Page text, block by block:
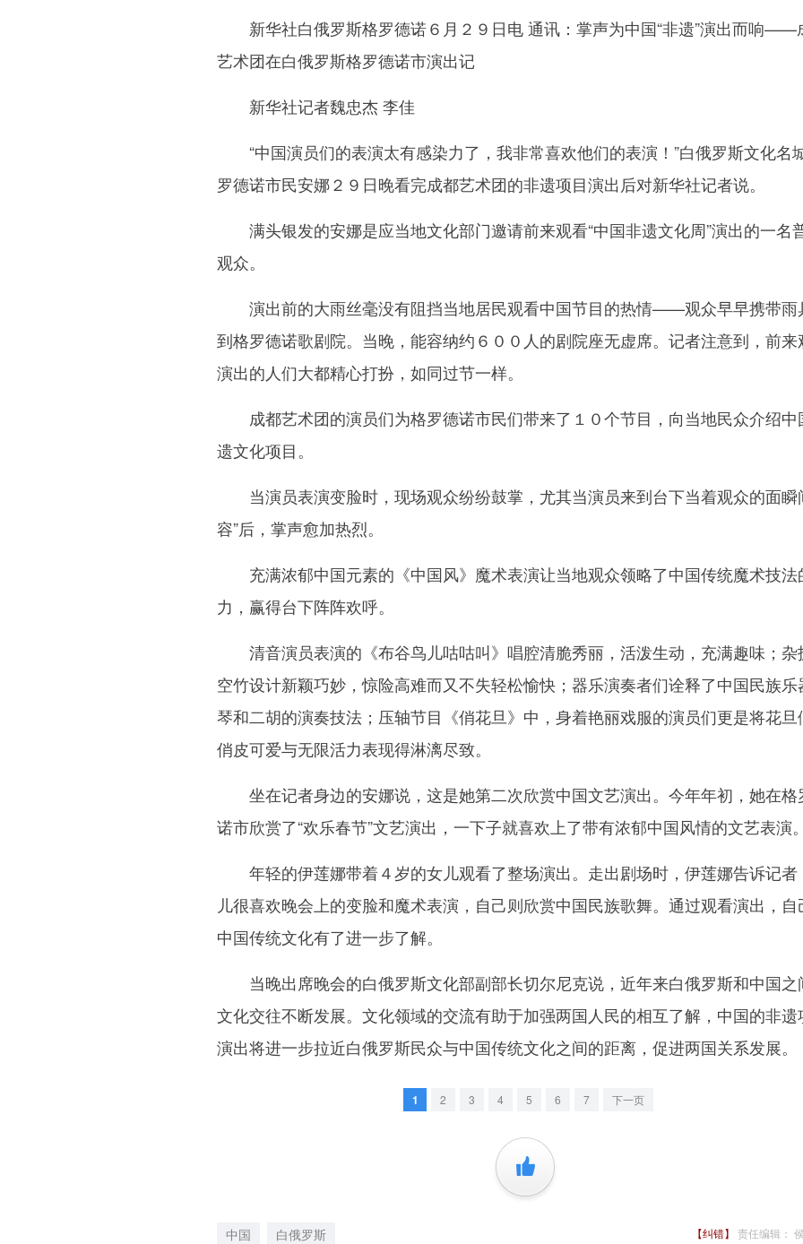
新华社白俄罗斯格罗德诺６月２９日电 通讯：掌声为中国“非遗”演出而响——
艺术团在白俄罗斯格罗德诺市演出记
新华社记者魏忠杰 李佳
“中国演员们的表演太有感染力了，我非常喜欢他们的表演！”白俄罗斯文化名
罗德诺市民安娜２９日晚看完成都艺术团的非遗项目演出后对新华社记者说。
满头银发的安娜是应当地文化部门邀请前来观看“中国非遗文化周”演出的一名
观众。
演出前的大雨丝毫没有阻挡当地居民观看中国节目的热情——观众早早携带雨
到格罗德诺歌剧院。当晚，能容纳约６００人的剧院座无虚席。记者注意到，前来
演出的人们大都精心打扮，如同过节一样。
成都艺术团的演员们为格罗德诺市民们带来了１０个节目，向当地民众介绍中
遗文化项目。
当演员表演变脸时，现场观众纷纷鼓掌，尤其当演员来到台下当着观众的面瞬
容”后，掌声愈加热烈。
充满浓郁中国元素的《中国风》魔术表演让当地观众领略了中国传统魔术技法
力，赢得台下阵阵欢呼。
清音演员表演的《布谷鸟儿咕咕叫》唱腔清脆秀丽，活泼生动，充满趣味；杂
空竹设计新颖巧妙，惊险高难而又不失轻松愉快；器乐演奏者们诠释了中国民族乐
琴和二胡的演奏技法；压轴节目《俏花旦》中，身着艳丽戏服的演员们更是将花旦
俏皮可爱与无限活力表现得淋漓尽致。
坐在记者身边的安娜说，这是她第二次欣赏中国文艺演出。今年年初，她在格
诺市欣赏了“欢乐春节”文艺演出，一下子就喜欢上了带有浓郁中国风情的文艺表演
年轻的伊莲娜带着４岁的女儿观看了整场演出。走出剧场时，伊莲娜告诉记者
儿很喜欢晚会上的变脸和魔术表演，自己则欣赏中国民族歌舞。通过观看演出，自
中国传统文化有了进一步了解。
当晚出席晚会的白俄罗斯文化部副部长切尔尼克说，近年来白俄罗斯和中国之
文化交往不断发展。文化领域的交流有助于加强两国人民的相互了解，中国的非遗
演出将进一步拉近白俄罗斯民众与中国传统文化之间的距离，促进两国关系发展。
1 2 3 4 5 6 7 下一页
+1
中国 白俄罗斯 【纠错】 责任编辑：